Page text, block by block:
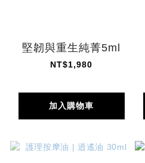
堅韌與重生純菁5ml
NT$1,980
加入購物車